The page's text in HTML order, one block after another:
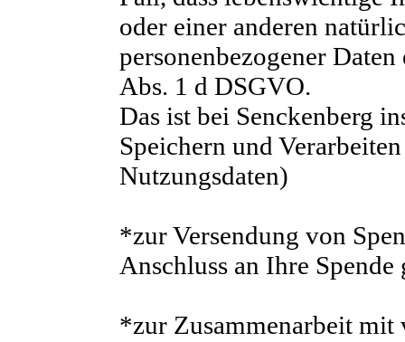
oder einer anderen
personenbezogener
Abs. 1 d DSGVO.
Das ist bei Senckenberg
Speichern und
Nutzungsdaten)
*zur Versendung von
Anschluss an Ihre
*zur Zusammenarbeit mit